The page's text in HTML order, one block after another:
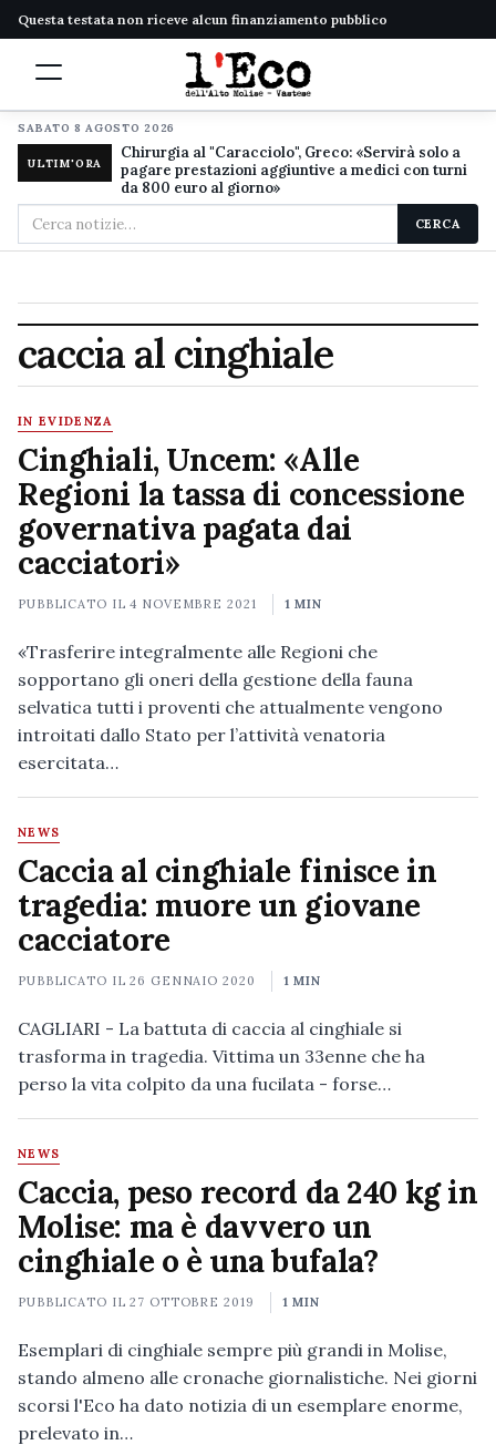
Questa testata non riceve alcun finanziamento pubblico
SABATO 8 AGOSTO 2026
ULTIM'ORA
Chirurgia al "Caracciolo", Greco: «Servirà solo a
pagare prestazioni aggiuntive a medici con turni
da 800 euro al giorno»
Cerca
nel
CERCA
caccia al cinghiale
IN EVIDENZA
Cinghiali, Uncem: «Alle
Regioni la tassa di concessione
governativa pagata dai
cacciatori»
PUBBLICATO IL4 NOVEMBRE 2021 1 MIN
«Trasferire integralmente alle Regioni che
sopportano gli oneri della gestione della fauna
selvatica tutti i proventi che attualmente vengono
introitati dallo Stato per l’attività venatoria
esercitata…
NEWS
Caccia al cinghiale finisce in
tragedia: muore un giovane
cacciatore
PUBBLICATO IL26 GENNAIO 2020 1 MIN
CAGLIARI - La battuta di caccia al cinghiale si
trasforma in tragedia. Vittima un 33enne che ha
perso la vita colpito da una fucilata - forse…
NEWS
Caccia, peso record da 240 kg in
Molise: ma è davvero un
cinghiale o è una bufala?
PUBBLICATO IL27 OTTOBRE 2019 1 MIN
Esemplari di cinghiale sempre più grandi in Molise,
stando almeno alle cronache giornalistiche. Nei giorni
scorsi l'Eco ha dato notizia di un esemplare enorme,
prelevato in…